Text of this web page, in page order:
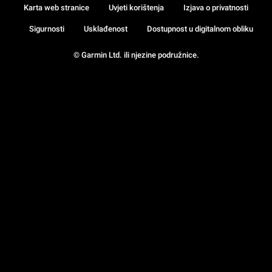
© Garmin Ltd. ili njezine podružnice.
Karta web stranice Uvjeti korištenja Izjava o privatnosti
Sigurnosti Usklađenost Dostupnost u digitalnom obliku